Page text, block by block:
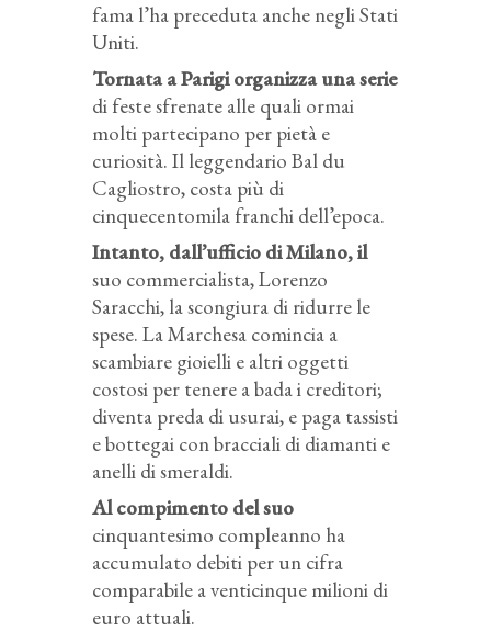
fama l’ha preceduta anche negli Stati
Uniti.
Tornata a Parigi organizza una serie
di feste sfrenate alle quali ormai
molti partecipano per pietà e
curiosità. Il leggendario Bal du
Cagliostro, costa più di
cinquecentomila franchi dell’epoca.
Intanto, dall’ufficio di Milano, il
suo commercialista, Lorenzo
Saracchi, la scongiura di ridurre le
spese. La Marchesa comincia a
scambiare gioielli e altri oggetti
costosi per tenere a bada i creditori;
diventa preda di usurai, e paga tassisti
e bottegai con bracciali di diamanti e
anelli di smeraldi.
Al compimento del suo
cinquantesimo compleanno ha
accumulato debiti per un cifra
comparabile a venticinque milioni di
euro attuali.